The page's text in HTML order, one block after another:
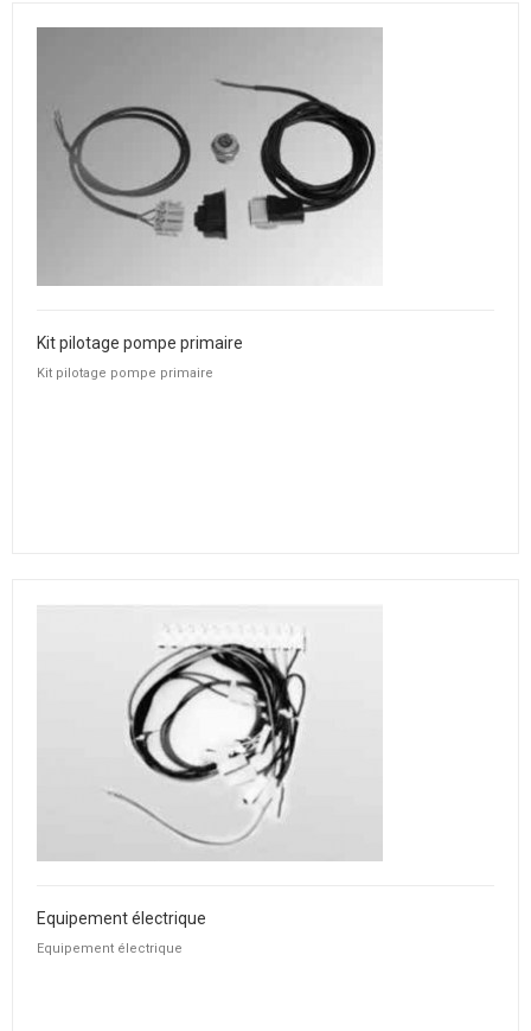
Kit pilotage pompe primaire
Kit pilotage pompe primaire
Equipement électrique
Equipement électrique